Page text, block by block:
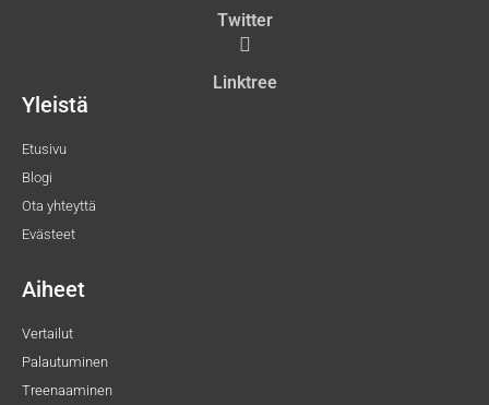
Twitter
Linktree
Yleistä
Etusivu
Blogi
Ota yhteyttä
Evästeet
Aiheet
Vertailut
Palautuminen
Treenaaminen